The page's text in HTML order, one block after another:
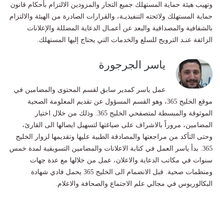
وتهيب هيئة حماية المستهلك جميع التجار والمزودين الالتزام بأحكام قانون
حماية المستهلك ولائحته التنفيذيـة، والقرارات الصادرة من الهيئة والالتزام
بالشفافية والمصداقية والبعد عن أعمـال الدعاية المضللة والإعلانات
الزائفة عنـد الترويج للسلع والخدمات التي يحتاج إليها المستهلك.
ياسر الجرجورة
عمل ياسر كمدير سابق لقسم المحتوى والمضامين في
موقع الخليج 365، وهو القسم المسؤول عن تقديم المعلومة الصحية
الموثوقة والمبسطة لمتصفحي الخليج 365. وذلك من خلال اختيار
المضامين، مروراً بالاشراف على صياغتها لتسهيل ايصالها الى القارئ،
وحتى التأكد من مراجعتها والمصادقة الطبية عليها وتقديمها لزوار الخليج
365. بدأ ياسر العمل في كتابة الاعلانات والمضامين التسويقية لمدة خمس
سنوات في مكاتب الدعاية والاعلان، عمل من خلالها مع عدة جهات
ومنظمات صحية. قبل الانضمام الى الخليج 365 يحمل فادي شهادة
البكالوريوس في مجالي علم الاجتماع والصحافة والاعلام.